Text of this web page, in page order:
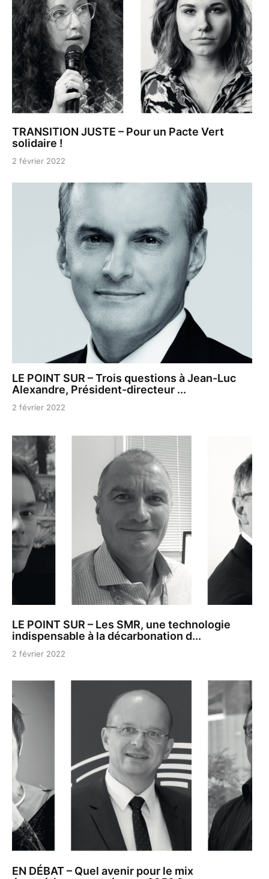
TRANSITION JUSTE – Pour un Pacte Vert
solidaire !
2 février 2022
LE POINT SUR – Trois questions à Jean-Luc
Alexandre, Président-directeur ...
2 février 2022
LE POINT SUR – Les SMR, une technologie
indispensable à la décarbonation d...
2 février 2022
EN DÉBAT – Quel avenir pour le mix